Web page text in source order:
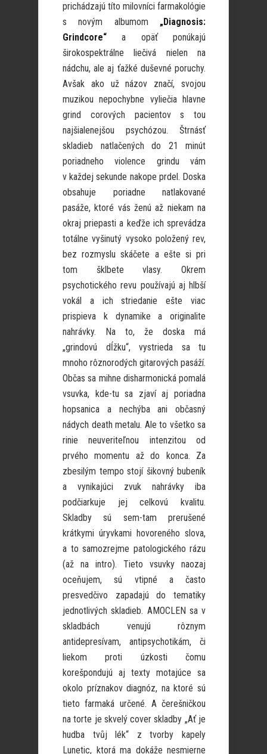
prichádzajú títo milovníci farmakológie
s novým albumom „Diagnosis:
Grindcore“ a opäť ponúkajú
širokospektrálne liečivá nielen na
nádchu, ale aj ťažké duševné poruchy.
Avšak ako už názov značí, svojou
muzikou nepochybne vyliečia hlavne
grind corových pacientov s tou
najšialenejšou psychózou. Štrnásť
skladieb natlačených do 21 minút
poriadneho violence grindu vám
v každej sekunde nakope prdel. Doska
obsahuje poriadne natlakované
pasáže, ktoré vás ženú až niekam na
okraj priepasti a keďže ich sprevádza
totálne vyšinutý vysoko položený rev,
bez rozmyslu skáčete a ešte si pri
tom šklbete vlasy. Okrem
psychotického revu používajú aj hlbší
vokál a ich striedanie ešte viac
prispieva k dynamike a originalite
nahrávky. Na to, že doska má
„grindovú dĺžku“, vystrieda sa tu
mnoho rôznorodých gitarových pasáží.
Občas sa mihne disharmonická pomalá
vsuvka, kde-tu sa zjaví aj poriadna
hopsanica a nechýba ani občasný
nádych death metalu. Ale to všetko sa
rinie neuveriteľnou intenzitou od
prvého momentu až do konca. Za
zbesilým tempo stojí šikovný bubeník
a vynikajúci zvuk nahrávky iba
podčiarkuje jej celkovú kvalitu.
Skladby sú sem-tam prerušené
krátkymi úryvkami hovoreného slova,
a to samozrejme patologického rázu
(až na intro). Tieto vsuvky naozaj
oceňujem, sú vtipné a často
presvedčivo zapadajú do tematiky
jednotlivých skladieb. AMOCLEN sa v
skladbách venujú rôznym
antidepresívam, antipsychotikám, či
liekom proti úzkosti čomu
korešpondujú aj texty motajúce sa
okolo príznakov diagnóz, na ktoré sú
tieto farmaká určené. A čerešničkou
na torte je skvelý cover skladby „Ať je
hudba tvůj lék“ z tvorby kapely
Lunetic, ktorá ma dokáže nesmierne